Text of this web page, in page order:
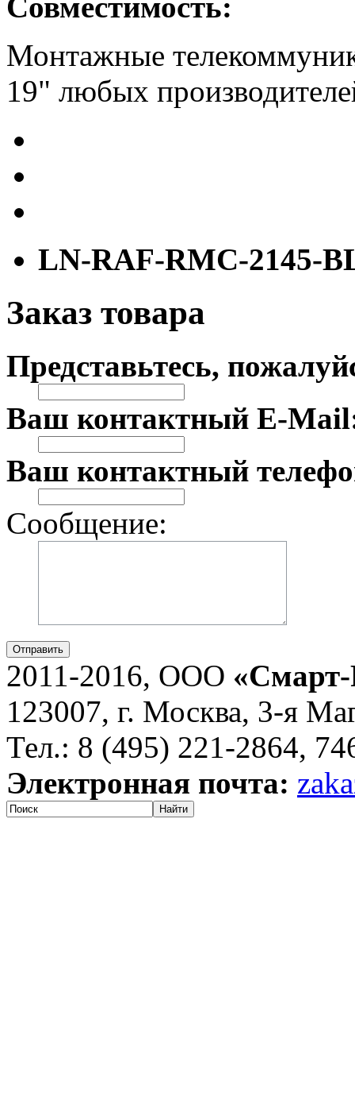
Монтажные
19" любых
LN-RAF-RMC-2145-
Заказ товара
Представьтесь,
Ваш контактный E-
Ваш контактный
Сообщение:
Отправить
2011-2016, ООО
123007, г. Москва, 3-я
Тел.: 8 (495) 221-2864,
Электронная почта:
Найти